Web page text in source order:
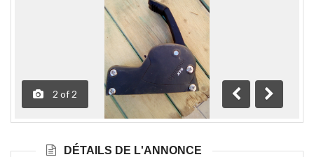
2 of 2
Précédente
Suivante
DÉTAILS DE L'ANNONCE